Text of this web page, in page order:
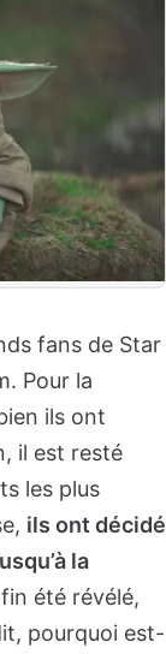
fans de Star
Pour la
ils ont
il est resté
les plus
ils ont décidé
la
été révélé,
pourquoi est-